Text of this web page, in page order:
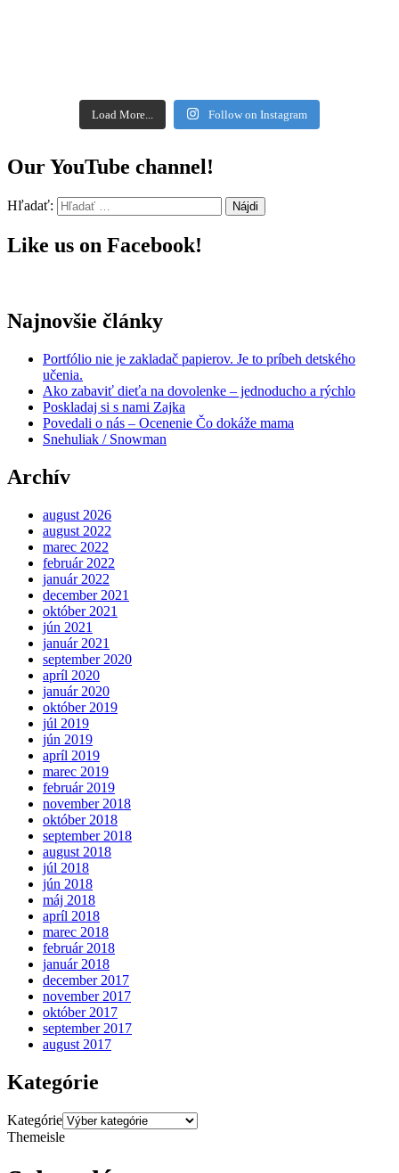
Load More... Follow on Instagram
Our YouTube channel!
Hľadať:
Like us on Facebook!
Najnovšie články
Portfólio nie je zakladač papierov. Je to príbeh detského
učenia.
Ako zabaviť dieťa na dovolenke – jednoducho a rýchlo
Poskladaj si s nami Zajka
Povedali o nás – Ocenenie Čo dokáže mama
Snehuliak / Snowman
Archív
august 2026
august 2022
marec 2022
február 2022
január 2022
december 2021
október 2021
jún 2021
január 2021
september 2020
apríl 2020
január 2020
október 2019
júl 2019
jún 2019
apríl 2019
marec 2019
február 2019
november 2018
október 2018
september 2018
august 2018
júl 2018
jún 2018
máj 2018
apríl 2018
marec 2018
február 2018
január 2018
december 2017
november 2017
október 2017
september 2017
august 2017
Kategórie
Kategórie
Themeisle